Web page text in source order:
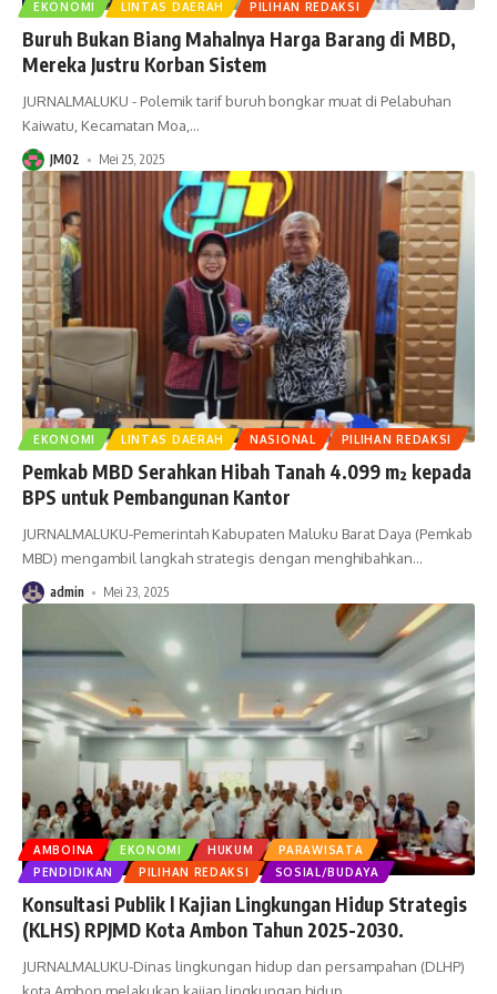
EKONOMI LINTAS DAERAH PILIHAN REDAKSI
Buruh Bukan Biang Mahalnya Harga Barang di MBD,
Mereka Justru Korban Sistem
JURNALMALUKU - Polemik tarif buruh bongkar muat di Pelabuhan
Kaiwatu, Kecamatan Moa,…
JM02 Mei 25, 2025
EKONOMI LINTAS DAERAH NASIONAL PILIHAN REDAKSI
Pemkab MBD Serahkan Hibah Tanah 4.099 m² kepada
BPS untuk Pembangunan Kantor
JURNALMALUKU-Pemerintah Kabupaten Maluku Barat Daya (Pemkab
MBD) mengambil langkah strategis dengan menghibahkan…
admin Mei 23, 2025
AMBOINA EKONOMI HUKUM
PARAWISATA
PENDIDIKAN
PILIHAN REDAKSI SOSIAL/BUDAYA
Konsultasi Publik l Kajian Lingkungan Hidup Strategis
(KLHS) RPJMD Kota Ambon Tahun 2025-2030.
JURNALMALUKU-Dinas lingkungan hidup dan persampahan (DLHP)